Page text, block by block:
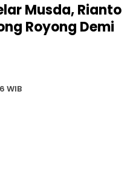
Musda, Rianto
Royong Demi
WIB